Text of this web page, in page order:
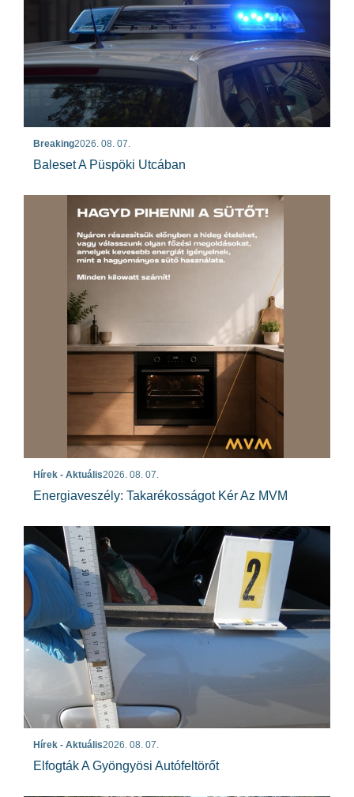
Breaking2026. 08. 07.
Baleset A Püspöki Utcában
Hírek - Aktuális2026. 08. 07.
Energiaveszély: Takarékosságot Kér Az MVM
Hírek - Aktuális2026. 08. 07.
Elfogták A Gyöngyösi Autófeltörőt